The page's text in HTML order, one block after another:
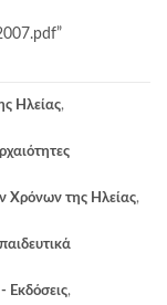
Ηλείας,
Χρόνων της Ηλείας,
Εκδόσεις,